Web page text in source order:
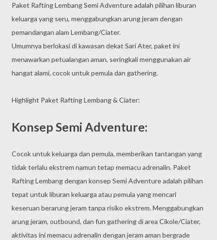
Paket Rafting Lembang Semi Adventure adalah pilihan liburan
keluarga yang seru, menggabungkan arung jeram dengan
pemandangan alam Lembang/Ciater.
Umumnya berlokasi di kawasan dekat Sari Ater, paket ini
menawarkan petualangan aman, seringkali menggunakan air
hangat alami, cocok untuk pemula dan gathering.
Highlight Paket Rafting Lembang & Ciater:
Konsep Semi Adventure:
Cocok untuk keluarga dan pemula, memberikan tantangan yang
tidak terlalu ekstrem namun tetap memacu adrenalin. Paket
Rafting Lembang dengan konsep Semi Adventure adalah pilihan
tepat untuk liburan keluarga atau pemula yang mencari
keseruan berarung jeram tanpa risiko ekstrem. Menggabungkan
arung jeram, outbound, dan fun gathering di area Cikole/Ciater,
aktivitas ini memacu adrenalin dengan jeram aman bergrade